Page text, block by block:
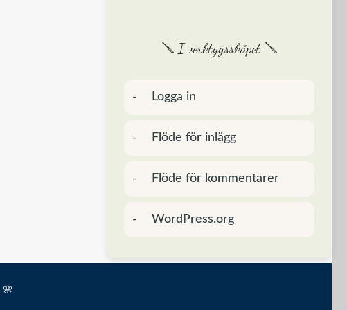
🪛 I verktygsskåpet 🪛
Logga in
Flöde för inlägg
Flöde för kommentarer
WordPress.org
🌸